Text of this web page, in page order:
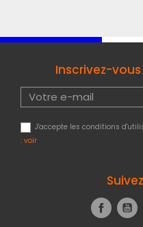
Inscrivez-
J'accepte les conditions
: voir